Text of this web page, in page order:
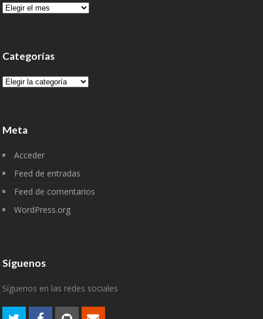
Archivo
Categorías
Categorías
Meta
Acceder
Feed de entradas
Feed de comentarios
WordPress.org
Síguenos
Síguenos en las redes sociales